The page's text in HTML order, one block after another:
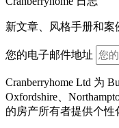
新文章、风格手册和案
您的电子邮件地址
Cranberryhome Ltd 为
Oxfordshire、
的房产所有者提供个性